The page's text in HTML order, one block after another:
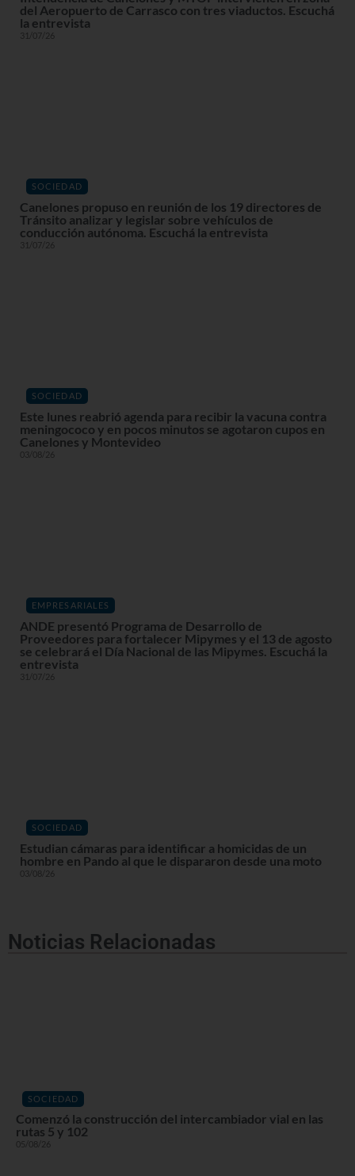
del Aeropuerto de Carrasco con tres viaductos. Escuchá
la entrevista
31/07/26
SOCIEDAD
Canelones propuso en reunión de los 19 directores de
Tránsito analizar y legislar sobre vehículos de
conducción autónoma. Escuchá la entrevista
31/07/26
SOCIEDAD
Este lunes reabrió agenda para recibir la vacuna contra
meningococo y en pocos minutos se agotaron cupos en
Canelones y Montevideo
03/08/26
EMPRESARIALES
ANDE presentó Programa de Desarrollo de
Proveedores para fortalecer Mipymes y el 13 de agosto
se celebrará el Día Nacional de las Mipymes. Escuchá la
entrevista
31/07/26
SOCIEDAD
Estudian cámaras para identificar a homicidas de un
hombre en Pando al que le dispararon desde una moto
03/08/26
Noticias Relacionadas
SOCIEDAD
Comenzó la construcción del intercambiador vial en las
rutas 5 y 102
05/08/26